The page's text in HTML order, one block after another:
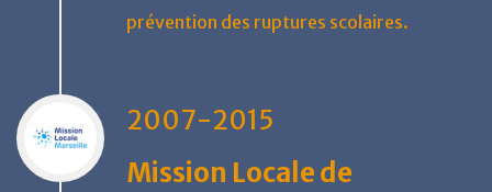
prévention des ruptures scolaires.
2007-2015
Mission Locale de